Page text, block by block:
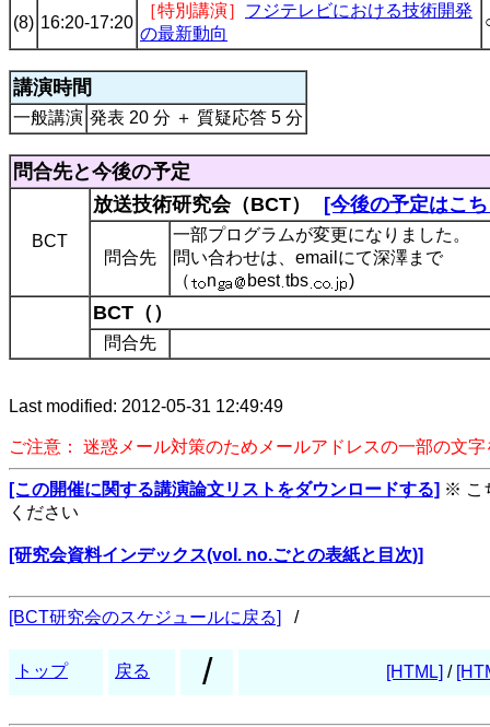
(8) 16:20-17:20
［特別講演］ フジテレビにおける技術開発
の最新動向
講演時間
一般講演 発表 20 分 ＋ 質疑応答 5 分
問合先と今後の予定
BCT
放送技術研究会（BCT） [今後の予定はこ
問合先
一部プログラムが変更になりました。
問い合わせは、emailにて深澤まで
（
n best tbs )
BCT（）
問合先
Last modified: 2012-05-31 12:49:49
ご注意： 迷惑メール対策のためメールアドレスの一部の文
[この開催に関する講演論文リストをダウンロードする] ※ こ
ください
[研究会資料インデックス(vol. no.ごとの表紙と目次)]
[BCT研究会のスケジュールに戻る] /
トップ 戻る / [HTML] /